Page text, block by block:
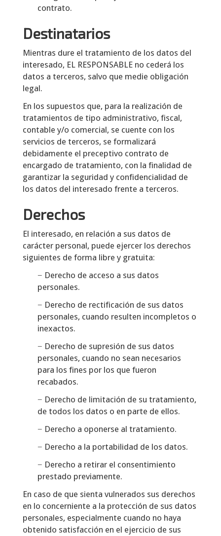
contrato.
Destinatarios
Mientras dure el tratamiento de los datos del
interesado, EL RESPONSABLE no cederá los
datos a terceros, salvo que medie obligación
legal.
En los supuestos que, para la realización de
tratamientos de tipo administrativo, fiscal,
contable y/o comercial, se cuente con los
servicios de terceros, se formalizará
debidamente el preceptivo contrato de
encargado de tratamiento, con la finalidad de
garantizar la seguridad y confidencialidad de
los datos del interesado frente a terceros.
Derechos
El interesado, en relación a sus datos de
carácter personal, puede ejercer los derechos
siguientes de forma libre y gratuita:
− Derecho de acceso a sus datos
personales.
− Derecho de rectificación de sus datos
personales, cuando resulten incompletos o
inexactos.
− Derecho de supresión de sus datos
personales, cuando no sean necesarios
para los fines por los que fueron
recabados.
− Derecho de limitación de su tratamiento,
de todos los datos o en parte de ellos.
− Derecho a oponerse al tratamiento.
− Derecho a la portabilidad de los datos.
− Derecho a retirar el consentimiento
prestado previamente.
En caso de que sienta vulnerados sus derechos
en lo concerniente a la protección de sus datos
personales, especialmente cuando no haya
obtenido satisfacción en el ejercicio de sus